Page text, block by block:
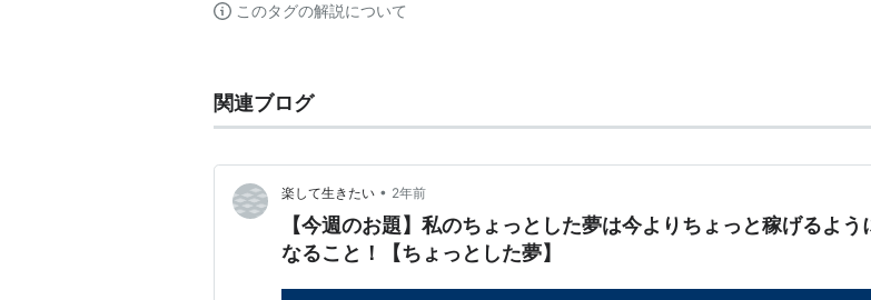
このタグの解説について
関連ブログ
楽して生きたい • 2年前
【今週のお題】私のちょっとした夢は今よりちょっと稼げるよう
なること！【ちょっとした夢】